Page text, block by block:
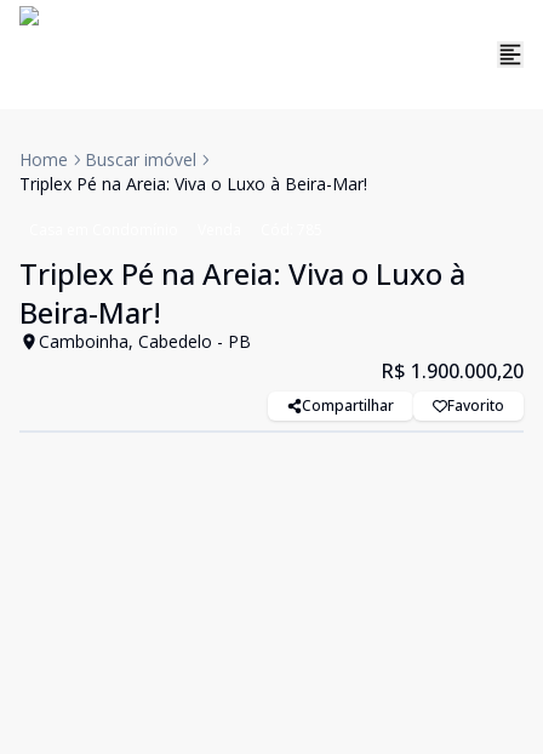
Home
Buscar imóvel
Triplex Pé na Areia: Viva o Luxo à Beira-Mar!
Triplex Pé na Areia: Viva o Luxo à
Beira-Mar!
Camboinha, Cabedelo - PB
R$ 1.900.000,20
Compartilhar Favorito